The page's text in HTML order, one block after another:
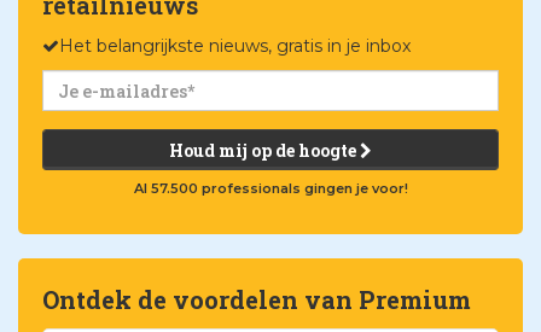
Het belangrijkste nieuws, gratis in je inbox
Houd mij op de hoogte
Al 57.500 professionals gingen je voor!
Ontdek de voordelen van Premium